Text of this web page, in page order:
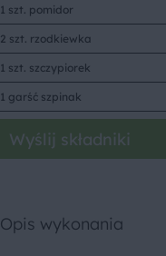
1 szt. pomidor
2 szt. rzodkiewka
1 szt. szczypiorek
1 garść szpinak
Wyślij składniki
Opis wykonania